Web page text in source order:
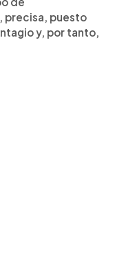
precisa, puesto
y, por tanto,